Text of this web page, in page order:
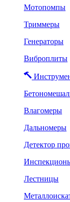
Мотопомпы
Триммеры
Генераторы
Виброплиты
Влагомеры
Дальномеры
Детектор
Лестницы